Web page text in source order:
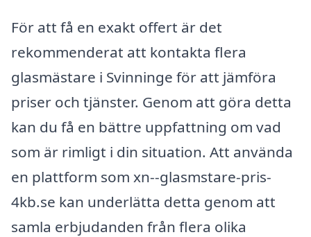
För att få en exakt offert är det
rekommenderat att kontakta flera
glasmästare i Svinninge för att jämföra
priser och tjänster. Genom att göra detta
kan du få en bättre uppfattning om vad
som är rimligt i din situation. Att använda
en plattform som xn--glasmstare-pris-
4kb.se kan underlätta detta genom att
samla erbjudanden från flera olika